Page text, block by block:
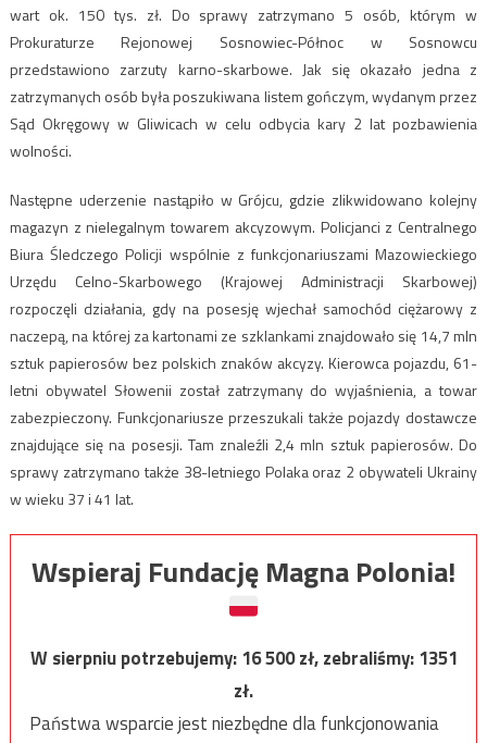
wart ok. 150 tys. zł. Do sprawy zatrzymano 5 osób, którym w
Prokuraturze Rejonowej Sosnowiec-Północ w Sosnowcu
przedstawiono zarzuty karno-skarbowe. Jak się okazało jedna z
zatrzymanych osób była poszukiwana listem gończym, wydanym przez
Sąd Okręgowy w Gliwicach w celu odbycia kary 2 lat pozbawienia
wolności.
Następne uderzenie nastąpiło w Grójcu, gdzie zlikwidowano kolejny
magazyn z nielegalnym towarem akcyzowym. Policjanci z Centralnego
Biura Śledczego Policji wspólnie z funkcjonariuszami Mazowieckiego
Urzędu Celno-Skarbowego (Krajowej Administracji Skarbowej)
rozpoczęli działania, gdy na posesję wjechał samochód ciężarowy z
naczepą, na której za kartonami ze szklankami znajdowało się 14,7 mln
sztuk papierosów bez polskich znaków akcyzy. Kierowca pojazdu, 61-
letni obywatel Słowenii został zatrzymany do wyjaśnienia, a towar
zabezpieczony. Funkcjonariusze przeszukali także pojazdy dostawcze
znajdujące się na posesji. Tam znaleźli 2,4 mln sztuk papierosów. Do
sprawy zatrzymano także 38-letniego Polaka oraz 2 obywateli Ukrainy
w wieku 37 i 41 lat.
Wspieraj Fundację Magna Polonia!
W sierpniu potrzebujemy:16 500zł, zebraliśmy:1351
zł.
Państwa wsparcie jest niezbędne dla funkcjonowania